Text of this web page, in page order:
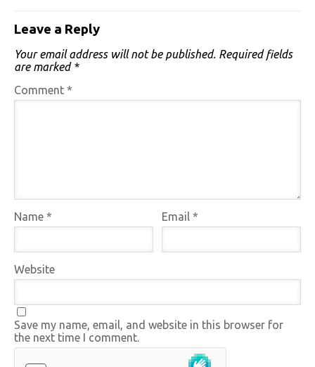
Leave a Reply
Your email address will not be published. Required fields
are marked *
Comment *
Name * Email*
Website
Save my name, email, and website in this browser for
the next time I comment.